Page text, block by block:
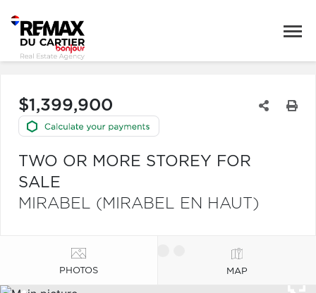
$1,399,900
TWO OR MORE STOREY FOR
SALE
MIRABEL (MIRABEL EN HAUT)
PHOTOS MAP